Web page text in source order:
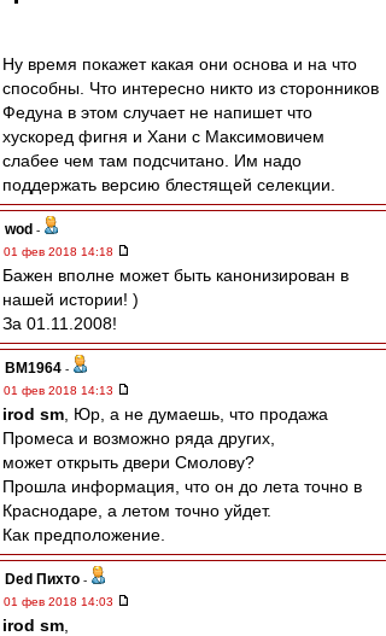
Ну время покажет какая они основа и на что
способны. Что интересно никто из сторонников
Федуна в этом случает не напишет что
хускоред фигня и Хани с Максимовичем
слабее чем там подсчитано. Им надо
поддержать версию блестящей селекции.
wod -
01 фев 2018 14:18
Бажен вполне может быть канонизирован в
нашей истории! )
За 01.11.2008!
BM1964 -
01 фев 2018 14:13
irod sm , Юр, а не думаешь, что продажа
Промеса и возможно ряда других,
может открыть двери Смолову?
Прошла информация, что он до лета точно в
Краснодаре, а летом точно уйдет.
Как предположение.
Ded Пихто -
01 фев 2018 14:03
irod sm